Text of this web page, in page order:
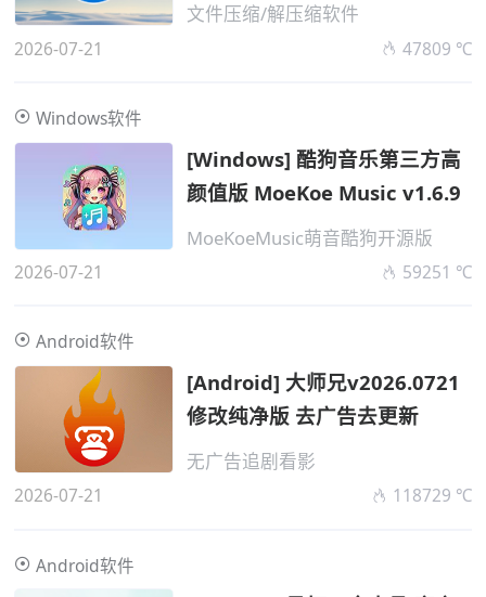
文件压缩/解压缩软件
2026-07-21 47809 ℃
Windows软件
[Windows] 酷狗音乐第三方高
颜值版 MoeKoe Music v1.6.9
MoeKoeMusic萌音酷狗开源版
2026-07-21 59251 ℃
Android软件
[Android] 大师兄v2026.0721
修改纯净版 去广告去更新
无广告追剧看影
2026-07-21 118729 ℃
Android软件